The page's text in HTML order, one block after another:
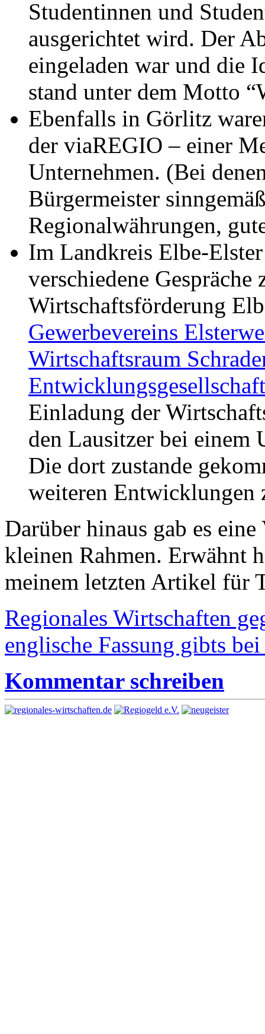
Studentinnen und
ausgerichtet wird. Der
eingeladen war und die
stand unter dem Motto
Ebenfalls in Görlitz
der viaREGIO – einer
Unternehmen. (Bei
Bürgermeister
Regionalwährungen,
Im Landkreis Elbe-
verschiedene
Wirtschaftsförderung
Gewerbevereins
Wirtschaftsraum
Einladung der
den Lausitzer bei einem
Die dort zustande
weiteren
Darüber hinaus gab es
kleinen Rahmen. Erwähnt
meinem letzten Artikel für
Regionales Wirtschaften
englische Fassung gibts
Kommentar schreiben